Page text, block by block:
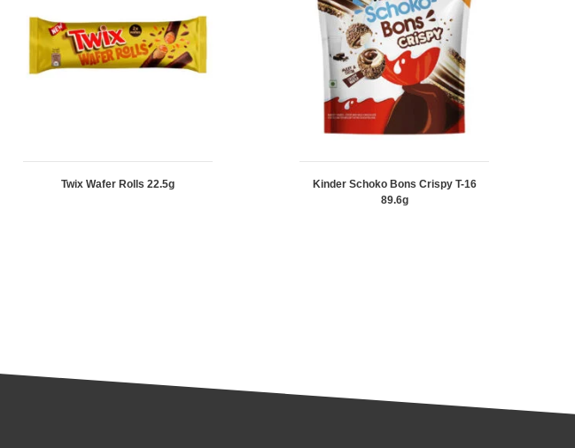
Twix Wafer Rolls 22.5g
Kinder Schoko Bons Crispy T-16
89.6g